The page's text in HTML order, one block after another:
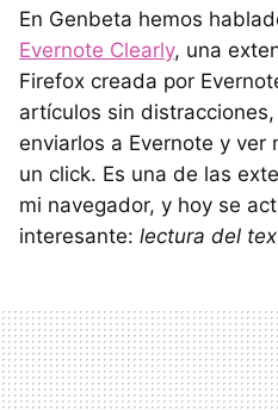
En Genbeta hemos
Evernote Clearly, una
Firefox creada por
artículos sin
enviarlos a Evernote y ver
un click. Es una de las
mi navegador, y hoy se
interesante: lectura del